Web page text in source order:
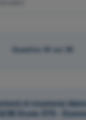
Question 65 sur 88
et examens
Drone STS -